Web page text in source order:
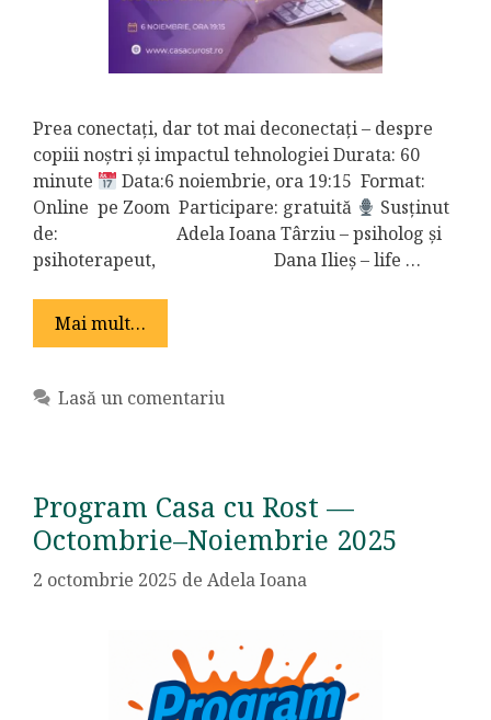
Prea conectați, dar tot mai deconectați – despre
copiii noștri și impactul tehnologiei Durata: 60
minute
Data:6 noiembrie, ora 19:15 Format:
Online pe Zoom Participare: gratuită
Susținut
de: Adela Ioana Târziu – psiholog și
psihoterapeut, Dana Ilieș – life …
Mai mult…
Lasă un comentariu
Program Casa cu Rost —
Octombrie–Noiembrie 2025
2 octombrie 2025 de Adela Ioana